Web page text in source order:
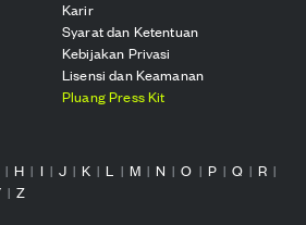
Karir
Syarat dan Ketentuan
Kebijakan Privasi
Lisensi dan Keamanan
Pluang Press Kit
| H | I | J | K | L | M | N | O | P | Q | R |
| Z